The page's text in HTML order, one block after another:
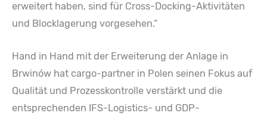
erweitert haben, sind für Cross-Docking-Aktivitäten
und Blocklagerung vorgesehen.“
Hand in Hand mit der Erweiterung der Anlage in
Brwinów hat cargo-partner in Polen seinen Fokus auf
Qualität und Prozesskontrolle verstärkt und die
entsprechenden IFS-Logistics- und GDP-